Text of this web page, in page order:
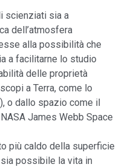
scienziati sia a
dell’atmosfera
alla possibilità che
a facilitarne lo studio
delle proprietà
a Terra, come lo
o dallo spazio come il
James Webb Space
più caldo della superficie
possibile la vita in